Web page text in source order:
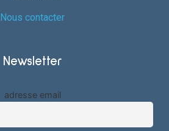
Nous contacter
Newsletter
adresse email